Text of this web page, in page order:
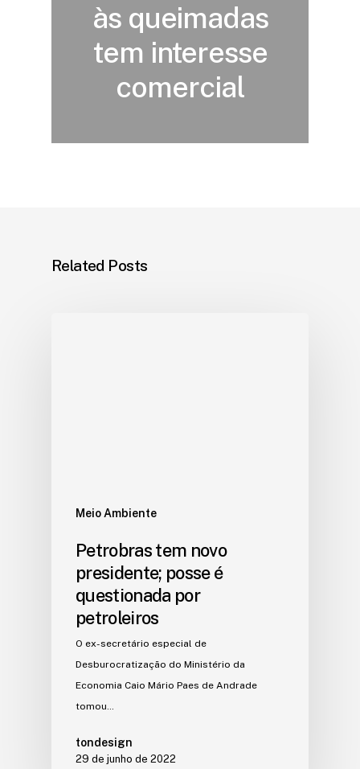
às queimadas
tem interesse
comercial
Related Posts
Meio Ambiente
Petrobras tem novo
presidente; posse é
questionada por
petroleiros
O ex-secretário especial de
Desburocratização do Ministério da
Economia Caio Mário Paes de Andrade
tomou…
tondesign
29 de junho de 2022